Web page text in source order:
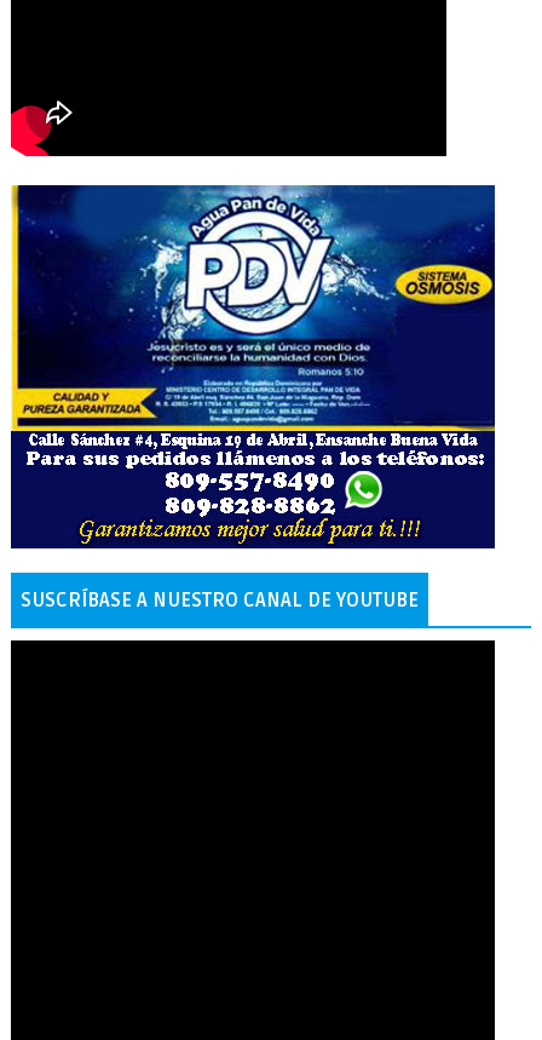
SUSCRÍBASE A NUESTRO CANAL DE YOUTUBE